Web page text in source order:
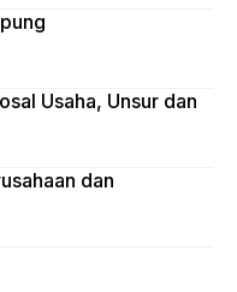
Usaha, Unsur dan
dan